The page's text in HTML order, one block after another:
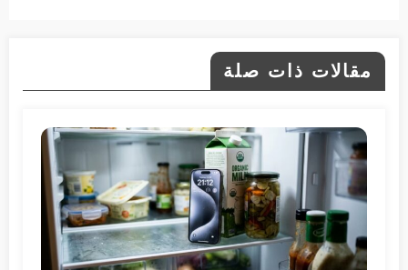
مقالات ذات صلة